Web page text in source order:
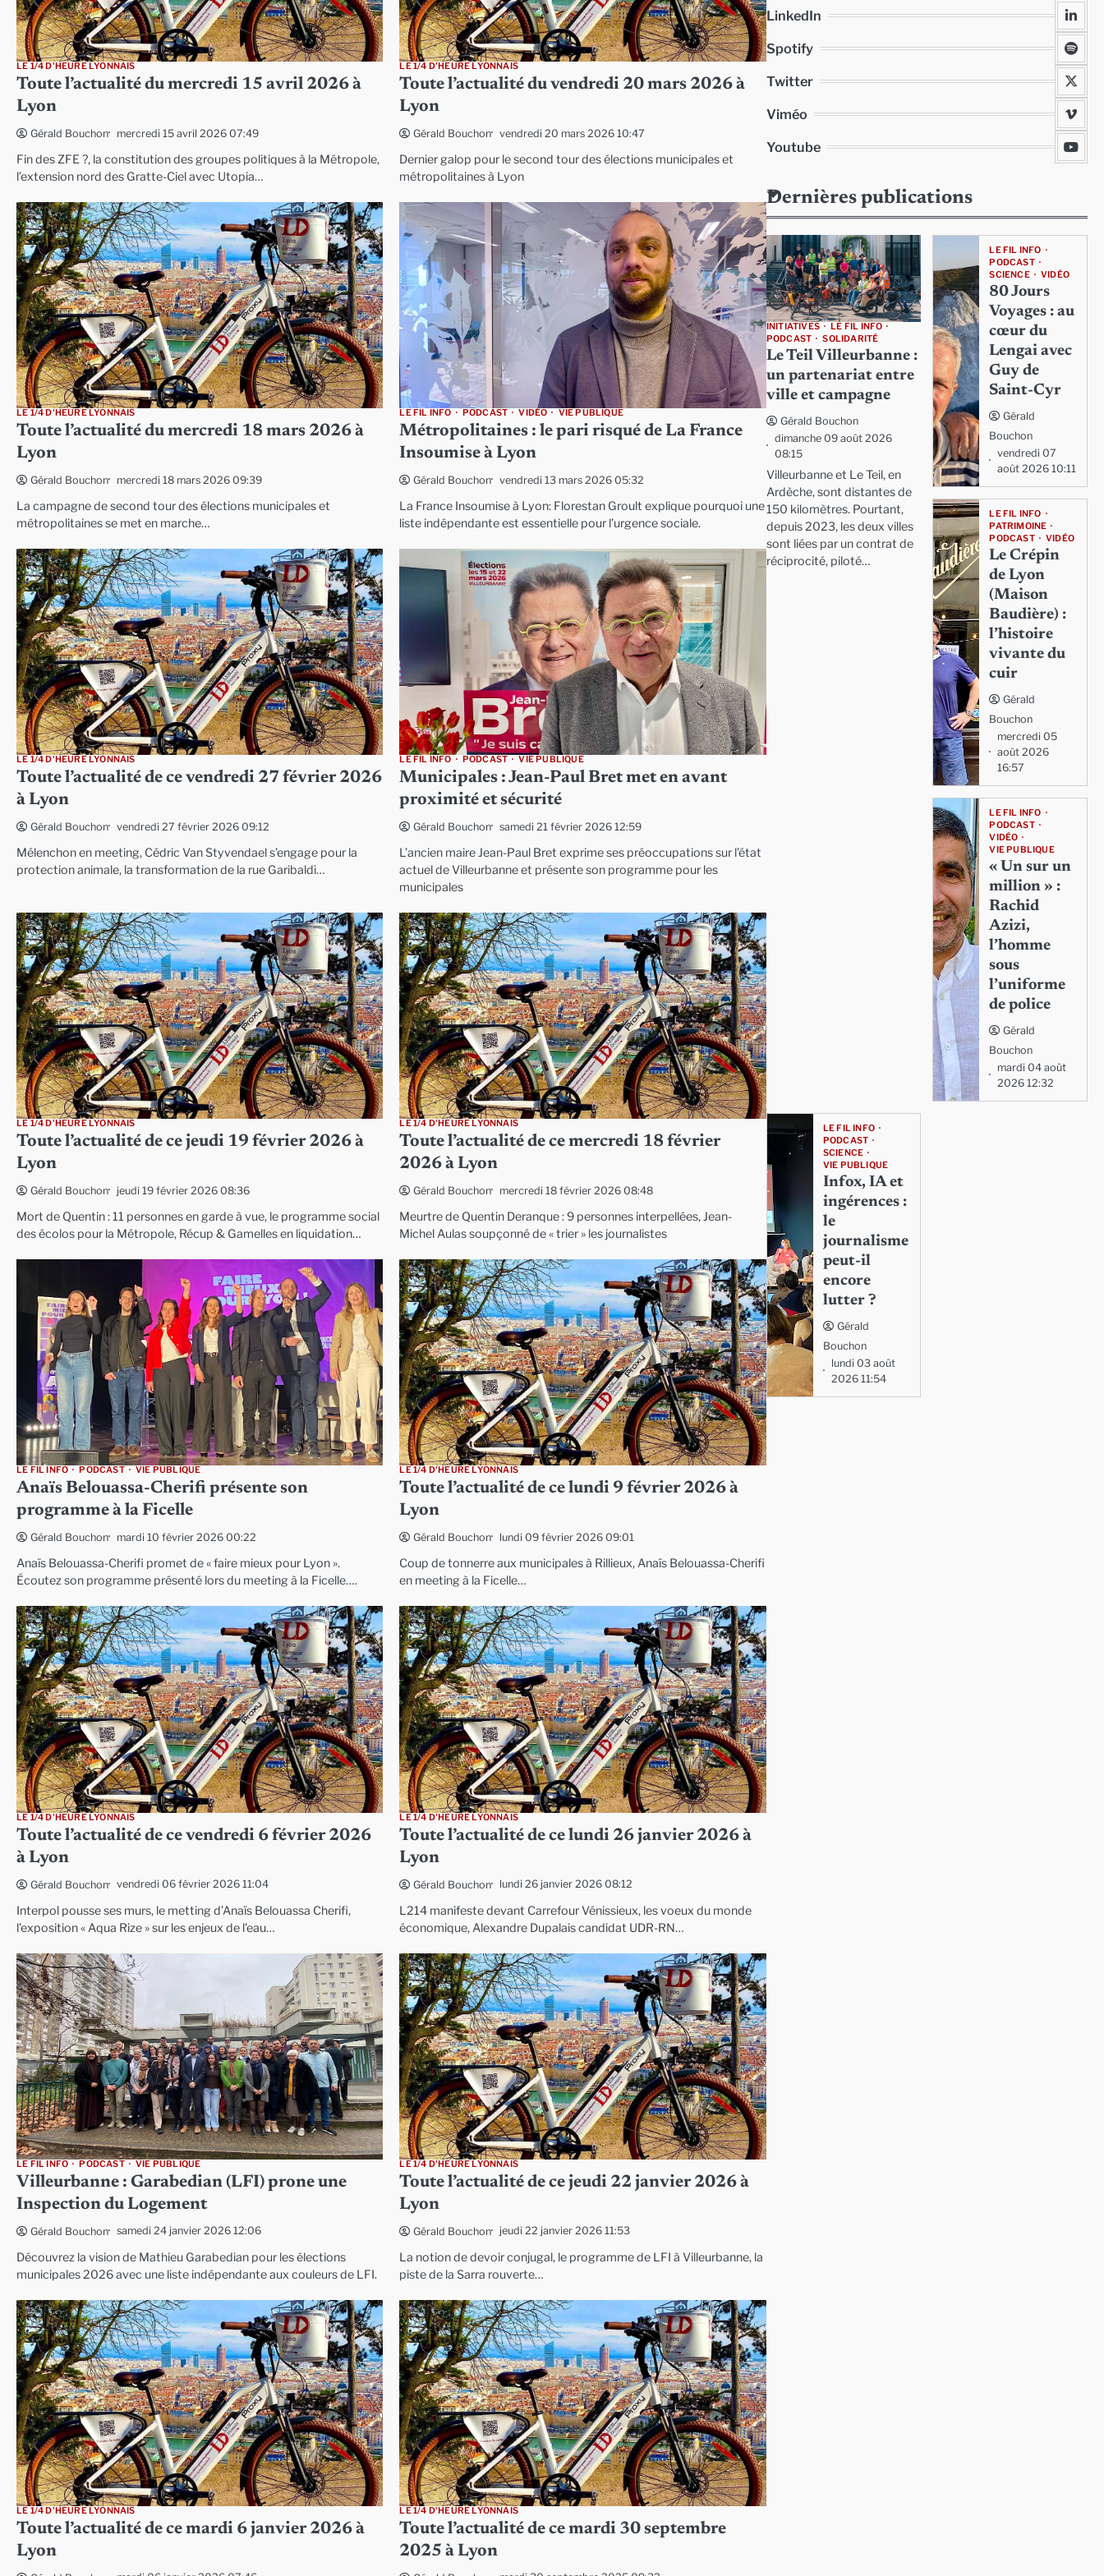
LE 1/4 D'HEURE LYONNAIS
Toute l’actualité du mercredi 15 avril 2026 à
Lyon
Gérald Bouchon mercredi 15 avril 2026 07:49
Fin des ZFE ?, la constitution des groupes politiques à la Métropole,
l’extension nord des Gratte-Ciel avec Utopia…
LE 1/4 D'HEURE LYONNAIS
Toute l’actualité du vendredi 20 mars 2026 à
Lyon
Gérald Bouchon vendredi 20 mars 2026 10:47
Dernier galop pour le second tour des élections municipales et
métropolitaines à Lyon
LE 1/4 D'HEURE LYONNAIS
Toute l’actualité du mercredi 18 mars 2026 à
Lyon
Gérald Bouchon mercredi 18 mars 2026 09:39
La campagne de second tour des élections municipales et
métropolitaines se met en marche…
LE FIL INFO PODCAST VIDÉO VIE PUBLIQUE
Métropolitaines : le pari risqué de La France
Insoumise à Lyon
Gérald Bouchon vendredi 13 mars 2026 05:32
La France Insoumise à Lyon: Florestan Groult explique pourquoi une
liste indépendante est essentielle pour l’urgence sociale.
LE 1/4 D'HEURE LYONNAIS
Toute l’actualité de ce vendredi 27 février 2026
à Lyon
Gérald Bouchon vendredi 27 février 2026 09:12
Mélenchon en meeting, Cédric Van Styvendael s’engage pour la
protection animale, la transformation de la rue Garibaldi…
LE FIL INFO PODCAST VIE PUBLIQUE
Municipales : Jean-Paul Bret met en avant
proximité et sécurité
Gérald Bouchon samedi 21 février 2026 12:59
L’ancien maire Jean-Paul Bret exprime ses préoccupations sur l’état
actuel de Villeurbanne et présente son programme pour les
municipales
LE 1/4 D'HEURE LYONNAIS
Toute l’actualité de ce jeudi 19 février 2026 à
Lyon
Gérald Bouchon jeudi 19 février 2026 08:36
Mort de Quentin : 11 personnes en garde à vue, le programme social
des écolos pour la Métropole, Récup & Gamelles en liquidation…
LE 1/4 D'HEURE LYONNAIS
Toute l’actualité de ce mercredi 18 février
2026 à Lyon
Gérald Bouchon mercredi 18 février 2026 08:48
Meurtre de Quentin Deranque : 9 personnes interpellées, Jean-
Michel Aulas soupçonné de « trier » les journalistes
LE FIL INFO PODCAST VIE PUBLIQUE
Anaïs Belouassa-Cherifi présente son
programme à la Ficelle
Gérald Bouchon mardi 10 février 2026 00:22
Anaïs Belouassa-Cherifi promet de « faire mieux pour Lyon ».
Écoutez son programme présenté lors du meeting à la Ficelle….
LE 1/4 D'HEURE LYONNAIS
Toute l’actualité de ce lundi 9 février 2026 à
Lyon
Gérald Bouchon lundi 09 février 2026 09:01
Coup de tonnerre aux municipales à Rillieux, Anaïs Belouassa-Cherifi
en meeting à la Ficelle…
LE 1/4 D'HEURE LYONNAIS
Toute l’actualité de ce vendredi 6 février 2026
à Lyon
Gérald Bouchon vendredi 06 février 2026 11:04
Interpol pousse ses murs, le metting d’Anaïs Belouassa Cherifi,
l’exposition « Aqua Rize » sur les enjeux de l’eau…
LE 1/4 D'HEURE LYONNAIS
Toute l’actualité de ce lundi 26 janvier 2026 à
Lyon
Gérald Bouchon lundi 26 janvier 2026 08:12
L214 manifeste devant Carrefour Vénissieux, les voeux du monde
économique, Alexandre Dupalais candidat UDR-RN…
LE FIL INFO PODCAST VIE PUBLIQUE
Villeurbanne : Garabedian (LFI) prone une
Inspection du Logement
Gérald Bouchon samedi 24 janvier 2026 12:06
Découvrez la vision de Mathieu Garabedian pour les élections
municipales 2026 avec une liste indépendante aux couleurs de LFI.
LE 1/4 D'HEURE LYONNAIS
Toute l’actualité de ce jeudi 22 janvier 2026 à
Lyon
Gérald Bouchon jeudi 22 janvier 2026 11:53
La notion de devoir conjugal, le programme de LFI à Villeurbanne, la
piste de la Sarra rouverte…
LE 1/4 D'HEURE LYONNAIS
Toute l’actualité de ce mardi 6 janvier 2026 à
Lyon
LE 1/4 D'HEURE LYONNAIS
Toute l’actualité de ce mardi 30 septembre
2025 à Lyon
LinkedIn
Spotify
Twitter
Viméo
Youtube
Dernières publications
INITIATIVES
LE FIL INFO
PODCAST
SOLIDARITÉ
Le Teil Villeurbanne :
un partenariat entre
ville et campagne
Gérald Bouchon
dimanche 09 août 2026
08:15
Villeurbanne et Le Teil, en
Ardèche, sont distantes de
150 kilomètres. Pourtant,
depuis 2023, les deux villes
sont liées par un contrat de
réciprocité, piloté…
LE FIL INFO
PODCAST
SCIENCE
VIDÉO
80 Jours
Voyages : au
cœur du
Lengai avec
Guy de
Saint-Cyr
Gérald
Bouchon
vendredi 07
août 2026 10:11
LE FIL INFO
PATRIMOINE
PODCAST
VIDÉO
Le Crépin
de Lyon
(Maison
Baudière) :
l’histoire
vivante du
cuir
Gérald
Bouchon
mercredi 05
août 2026
16:57
LE FIL INFO
PODCAST
VIDÉO
VIE PUBLIQUE
« Un sur un
million » :
Rachid
Azizi,
l’homme
sous
l’uniforme
de police
Gérald
Bouchon
mardi 04 août
2026 12:32
LE FIL INFO
PODCAST
SCIENCE
VIE PUBLIQUE
Infox, IA et
ingérences :
le
journalisme
peut-il
encore
lutter ?
Gérald
Bouchon
lundi 03 août
2026 11:54